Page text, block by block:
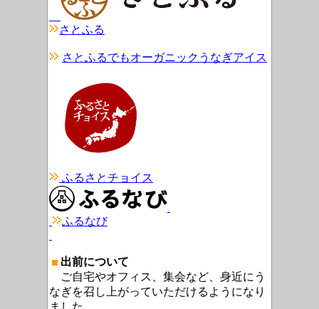
さとふる
さとふるでもオーガニックうなぎアイス
ふるさとチョイス
ふるなび
出前について
ご自宅やオフィス、集会など、身近にう
なぎを召し上がっていただけるようになり
ました。